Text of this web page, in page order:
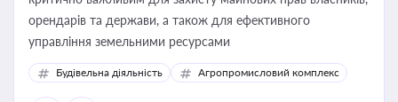
орендарів та держави, а також для ефективного
управління земельними ресурсами
Будівельна діяльність Агропромисловий комплекс